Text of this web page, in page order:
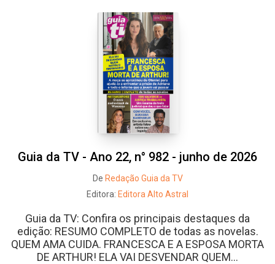
Guia da TV - Ano 22, n° 982 - junho de 2026
De Redação Guia da TV
Editora: Editora Alto Astral
Guia da TV: Confira os principais destaques da
edição: RESUMO COMPLETO de todas as novelas.
QUEM AMA CUIDA. FRANCESCA E A ESPOSA MORTA
DE ARTHUR! ELA VAI DESVENDAR QUEM...